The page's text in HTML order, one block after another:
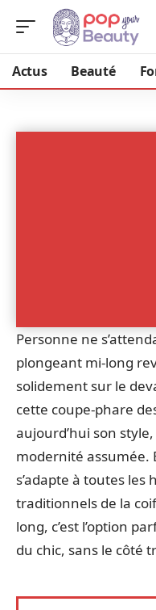
Actus Beauté
Personne ne
plongeant mi-long
solidement sur le
cette coupe-phare
aujourd’hui son
modernité assumée.
s’adapte à toutes les
traditionnels de la
long, c’est l’option
du chic, sans le côté